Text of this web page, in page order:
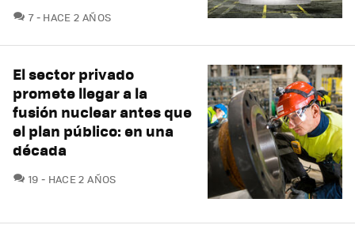
7COMENTARIOS
HACE 2 AÑOS
El sector privado
promete llegar a la
fusión nuclear antes que
el plan público: en una
década
19 COMENTARIOS
HACE 2 AÑOS